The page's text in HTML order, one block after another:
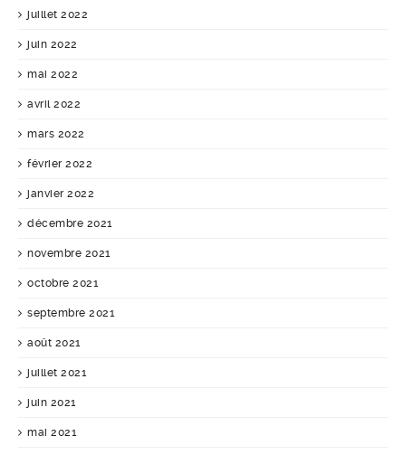
juillet 2022
juin 2022
mai 2022
avril 2022
mars 2022
février 2022
janvier 2022
décembre 2021
novembre 2021
octobre 2021
septembre 2021
août 2021
juillet 2021
juin 2021
mai 2021